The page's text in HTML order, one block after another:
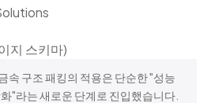
지 스키마)
속 구조 패킹의 적용은 단순한 "성능
"라는 새로운 단계로 진입했습니다.